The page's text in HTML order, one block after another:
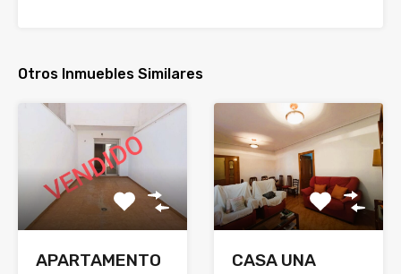
Otros Inmuebles Similares
APARTAMENTO
CASA UNA